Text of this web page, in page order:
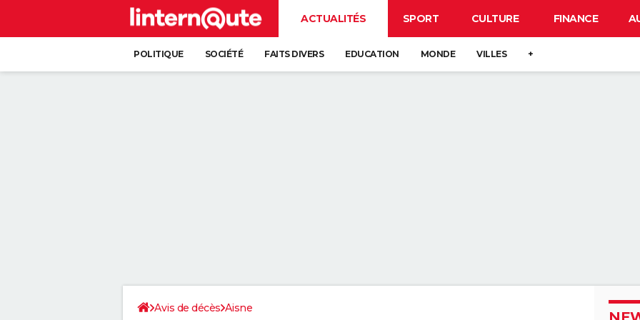
ACTUALITÉS SPORT CULTURE FINANCE
POLITIQUE SOCIÉTÉ FAITS DIVERS EDUCATION MONDE VILLES +
Avis de décès Aisne